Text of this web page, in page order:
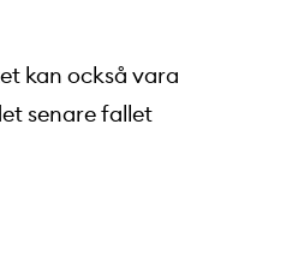
kan också vara
senare fallet